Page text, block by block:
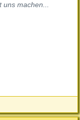
uns machen...